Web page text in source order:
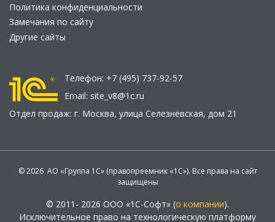
Политика конфиденциальности
Замечания по сайту
Другие сайты
Телефон: +7 (495) 737-92-57
Email: site_v8@1c.ru
Отдел продаж: г. Москва, улица Селезнёвская, дом 21
© 2026 АО «Группа 1С» (правопреемник «1С»). Все права на сайт
защищены
© 2011- 2026 ООО «1С-Софт» (о компании).
Исключительное право на технологическую платформу